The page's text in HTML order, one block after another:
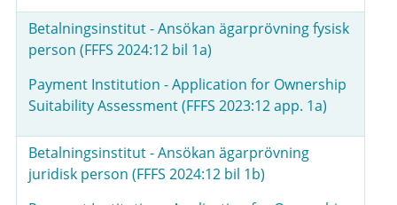
Betalningsinstitut - Ansökan ägarprövning fysisk
person (FFFS 2024:12 bil 1a)
Payment Institution - Application for Ownership
Suitability Assessment (FFFS 2023:12 app. 1a)
Betalningsinstitut - Ansökan ägarprövning
juridisk person (FFFS 2024:12 bil 1b)